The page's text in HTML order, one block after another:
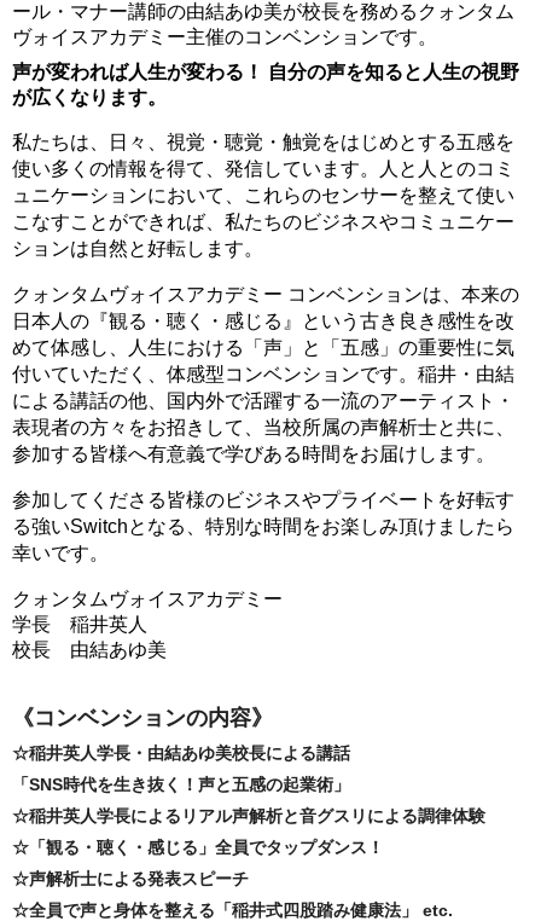
ール・マナー講師の由結あゆ美が校長を務めるクォンタム
ヴォイスアカデミー主催のコンベンションです。
声が変われば人生が変わる！ 自分の声を知ると人生の視野
が広くなります。
私たちは、日々、視覚・聴覚・触覚をはじめとする五感を
使い多くの情報を得て、発信しています。人と人とのコミ
ュニケーションにおいて、これらのセンサーを整えて使い
こなすことができれば、私たちのビジネスやコミュニケー
ションは自然と好転します。
クォンタムヴォイスアカデミー コンベンションは、本来の
日本人の『観る・聴く・感じる』という古き良き感性を改
めて体感し、人生における「声」と「五感」の重要性に気
付いていただく、体感型コンベンションです。稲井・由結
による講話の他、国内外で活躍する一流のアーティスト・
表現者の方々をお招きして、当校所属の声解析士と共に、
参加する皆様へ有意義で学びある時間をお届けします。
参加してくださる皆様のビジネスやプライベートを好転す
る強いSwitchとなる、特別な時間をお楽しみ頂けましたら
幸いです。
クォンタムヴォイスアカデミー
学長 稲井英人
校長 由結あゆ美
《コンベンションの内容》
☆稲井英人学長・由結あゆ美校長による講話
「SNS時代を生き抜く！声と五感の起業術」
☆稲井英人学長によるリアル声解析と音グスリによる調律体験
☆「観る・聴く・感じる」全員でタップダンス！
☆声解析士による発表スピーチ
☆全員で声と身体を整える「稲井式四股踏み健康法」
etc.